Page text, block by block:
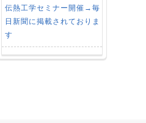
伝熱工学セミナー開催→毎
日新聞に掲載されておりま
す